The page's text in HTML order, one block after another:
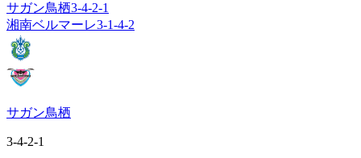
サガン鳥栖3-4-2-1
湘南ベルマーレ3-1-4-2
サガン鳥栖
3-4-2-1